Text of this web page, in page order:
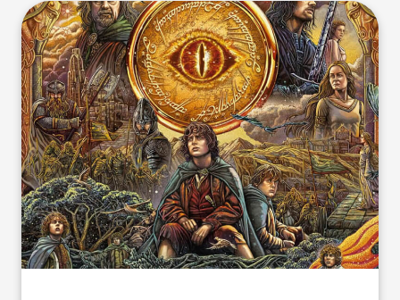
Файл 22
Файл 23